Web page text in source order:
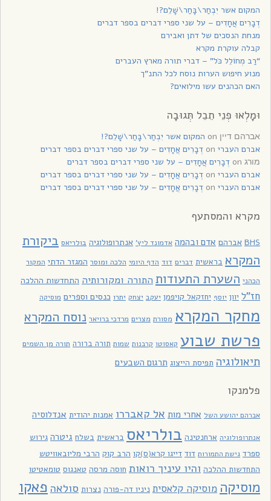
המקום אשר יִבְחַר\בָּחַר\שָׁלֵם?!
דְבָרִים אֲחָדִים – על שני ספרי דברים בספר דברים
מנחת הנסכים של דתן ואבירם
קבלה עוקרת מקרא
“רַב מְחוֹלֵל כֹּל” – דברי תורה מארץ העברים
מנוע חיפוש הערות נוסח לכל התנ”ך
האם הכהנים עשו מילואים?
וּמָלְאוּ פְנֵי תֵבֵל תְּגוּבָה
אברהם דיין
המקום אשר יִבְחַר\בָּחַר\שָׁלֵם?!
אברם העברי
דְבָרִים אֲחָדִים – על שני ספרי דברים בספר דברים
מורג
דְבָרִים אֲחָדִים – על שני ספרי דברים בספר דברים
אברם העברי
דְבָרִים אֲחָדִים – על שני ספרי דברים בספר דברים
אברם העברי
דְבָרִים אֲחָדִים – על שני ספרי דברים בספר דברים
מקרא והמסתעף
BHS אברהם אדם ובהמה אדמונד ליץ' אנתרופולוגיה בולריאס ביקורת
המקרא בראשית דברים דוד הדף היומי הלכה ומוסר המגזר הדתי המקור
הכהני השערת התעודות התורה ומקורותיה התחדשות ההלכה
חז"ל יוון יוסף יחזקאל קויפמן יעקב יצחק יתרו כנסים וספרים מוסיקה
מחקר המקרא מסורת מצרים מרדכי ברויאר נוסח המקרא
פרשת שבוע קאסוטו קרבנות שמות תורה ברורה תורה מן השמים
תיאולוגיה תפיסת הייצוג תרגום השבעים
פלמנקו
אברהם יהושע השל אחרי מות אל קאבררו אמנות יהודית אנדלוסיה
אנתרופולוגיה ארחנטינה בולריאס בראשית בשלח גיטרה גירוש
ספרד גישת התמורות דוד דייגו קרא(ס)קו הרב קוק הרבי מליובאוויטש
התחדשות ההלכה והיו עיניך רואות חוסה מרסה טאנגוס טומאטיטו
מוסיקה מוסיקה קלאסית ניניו דה-פורה נצרות סולאה פאקו